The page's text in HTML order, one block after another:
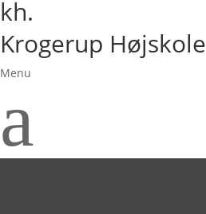
kh.
Krogerup Højskole
Menu
a